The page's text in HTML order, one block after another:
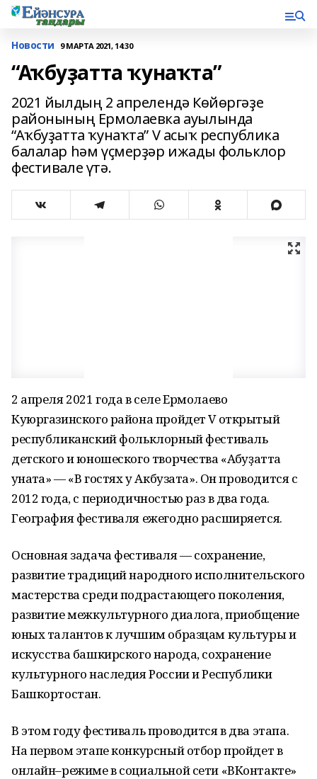
Новости 9 МАРТА 2021, 14:30
“Аҡбуҙатта ҡунаҡта”
2021 йылдың 2 апрелендә Көйөргәҙе
районының Ермолаевка ауылында
“Аҡбуҙатта ҡунаҡта” V асыҡ республика
балалар һәм үҫмерҙәр ижады фольклор
фестивале үтә.
2 апреля 2021 года в селе Ермолаево
Куюргазинского района пройдет V открытый
республиканский фольклорный фестиваль
детского и юношеского творчества «Аҡбуҙатта
ҡунаҡта» — «В гостях у Акбузата». Он проводится с
2012 года, с периодичностью раз в два года.
География фестиваля ежегодно расширяется.
Основная задача фестиваля — сохранение,
развитие традиций народного исполнительского
мастерства среди подрастающего поколения,
развитие межкультурного диалога, приобщение
юных талантов к лучшим образцам культуры и
искусства башкирского народа, сохранение
культурного наследия России и Республики
Башкортостан.
В этом году фестиваль проводится в два этапа.
На первом этапе конкурсный отбор пройдет в
онлайн–режиме в социальной сети «ВКонтакте»